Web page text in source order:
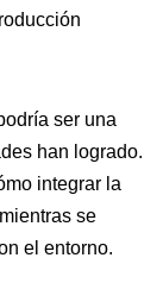
ser una
han logrado.
integrar la
se
el entorno.